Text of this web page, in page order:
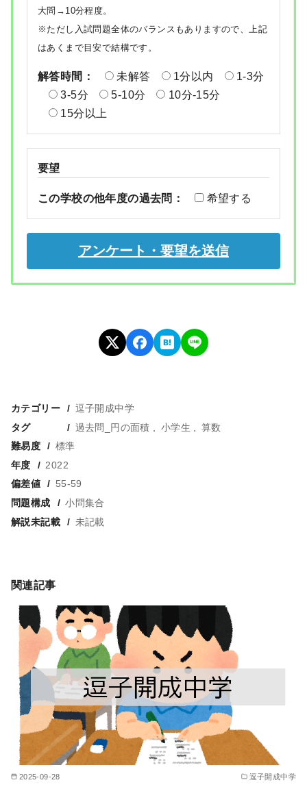
大問→10分程度。
※ただし入試問題全体のバランスもありますので、上記
はあくまで目安で結構です。
解答時間： 未解答 1分以内
1-3分
3-5分
5-10分
10分-15分
15分以上
要望
この学校の他年度の過去問： 希望する
カテゴリー
逗子開成中学
タグ
過去問_円の面積 小学生
算数
難易度
標準
年度
2022
偏差値
55-59
問題構成
小問集合
解説未記載
未記載
関連記事
2025-09-28 逗子開成中学